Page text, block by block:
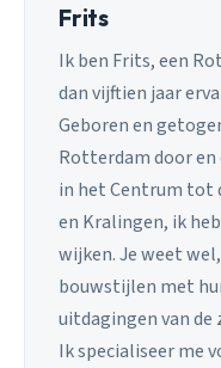
Frits
Ik ben Frits, een
dan vijftien jaar
Geboren en
Rotterdam door en
in het Centrum tot
en Kralingen, ik
wijken. Je weet
bouwstijlen met
uitdagingen van de
Ik specialiseer me